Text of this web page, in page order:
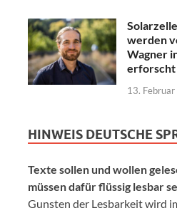
werden
Wagner
erforscht
13.
HINWEIS DEUTSCHE
Texte sollen und wollen
müssen dafür flüssig lesbar
Gunsten der Lesbarkeit wird